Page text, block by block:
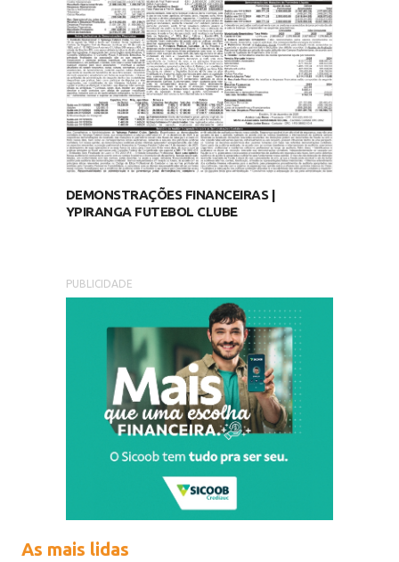
DEMONSTRAÇÕES FINANCEIRAS |
YPIRANGA FUTEBOL CLUBE
PUBLICIDADE
As mais lidas